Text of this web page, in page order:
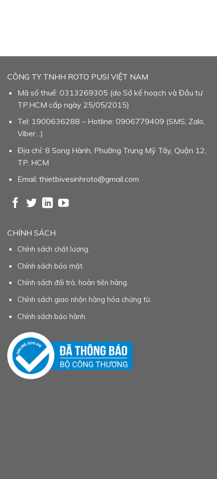
CÔNG TY TNHH ROTO PUSI VIỆT NAM
Mã số thuế: 0313269305 (do Sở kế hoạch và Đầu tư
TP.HCM cấp ngày 25/05/2015)
Tel: 1900636288 – Hotline: 0906779409 (SMS, Zalo,
Viber…)
Địa chỉ: 8 Song Hành, Phường Trung Mỹ Tây, Quận 12,
TP. HCM
Email: thietbivesinhroto@gmail.com
CHÍNH SÁCH
Chính sách chất lượng.
Chính sách bảo mật.
Chính sách đổi trả, hoàn tiền hàng.
Chính sách giao nhận hàng hóa chứng từ.
Chính sách bảo hành.